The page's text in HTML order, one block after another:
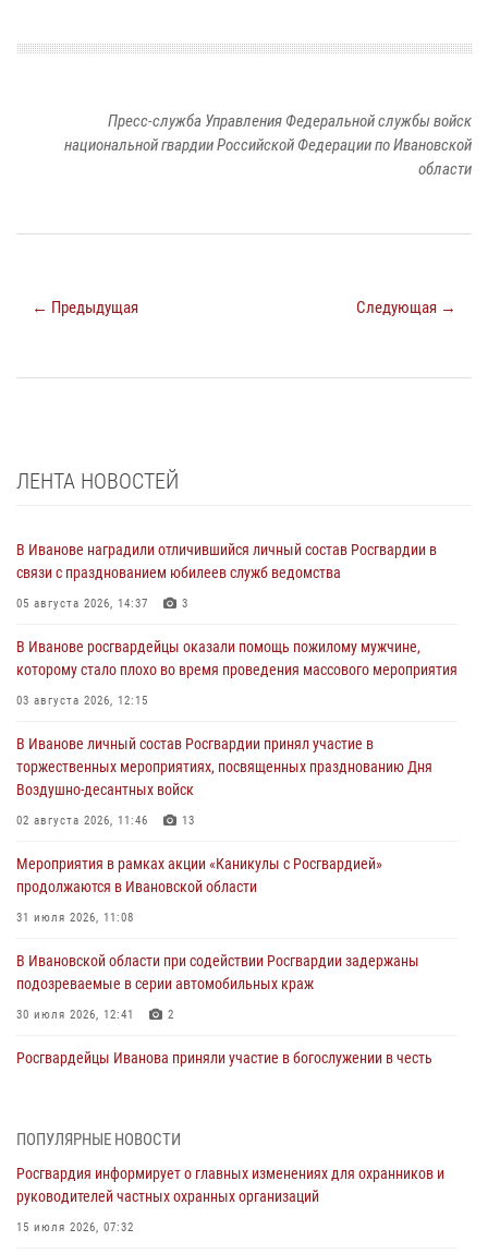
Пресс-служба Управления Федеральной службы войск
национальной гвардии Российской Федерации по Ивановской
области
← Предыдущая Следующая →
ЛЕНТА НОВОСТЕЙ
В Иванове наградили отличившийся личный состав Росгвардии в
связи с празднованием юбилеев служб ведомства
05 августа 2026, 14:37 3
В Иванове росгвардейцы оказали помощь пожилому мужчине,
которому стало плохо во время проведения массового мероприятия
03 августа 2026, 12:15
В Иванове личный состав Росгвардии принял участие в
торжественных мероприятиях, посвященных празднованию Дня
Воздушно-десантных войск
02 августа 2026, 11:46 13
Мероприятия в рамках акции «Каникулы с Росгвардией»
продолжаются в Ивановской области
31 июля 2026, 11:08
В Ивановской области при содействии Росгвардии задержаны
подозреваемые в серии автомобильных краж
30 июля 2026, 12:41 2
Росгвардейцы Иванова приняли участие в богослужении в честь
Росгвардии для ивановской молодежи
27 июля 2026, 14:10
ПОПУЛЯРНЫЕ НОВОСТИ
Росгвардия информирует о главных изменениях для охранников и
руководителей частных охранных организаций
15 июля 2026, 07:32